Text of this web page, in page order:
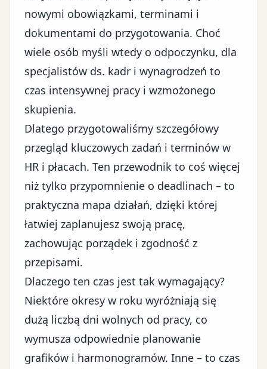
nowymi obowiązkami, terminami i
dokumentami do przygotowania. Choć
wiele osób myśli wtedy o odpoczynku, dla
specjalistów ds. kadr i wynagrodzeń to
czas intensywnej pracy i wzmożonego
skupienia.
Dlatego przygotowaliśmy szczegółowy
przegląd kluczowych zadań i terminów w
HR i płacach. Ten przewodnik to coś więcej
niż tylko przypomnienie o deadlinach – to
praktyczna mapa działań, dzięki której
łatwiej zaplanujesz swoją pracę,
zachowując porządek i zgodność z
przepisami.
Dlaczego ten czas jest tak wymagający?
Niektóre okresy w roku wyróżniają się
dużą liczbą dni wolnych od pracy, co
wymusza odpowiednie planowanie
grafików i harmonogramów. Inne – to czas